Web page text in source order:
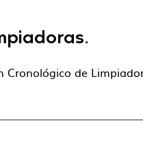
Cronológico de